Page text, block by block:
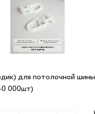
для потолочной шины
000шт)